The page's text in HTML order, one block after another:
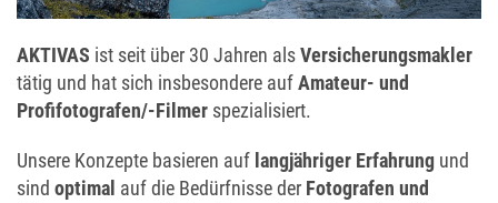
AKTIVAS ist seit über 30 Jahren alsVersicherungsmakler
tätig und hat sich insbesondere aufAmateur- und
Profifotografen/-Filmer spezialisiert.
Unsere Konzepte basieren auf langjähriger Erfahrung und
sind optimal auf die Bedürfnisse der Fotografen und